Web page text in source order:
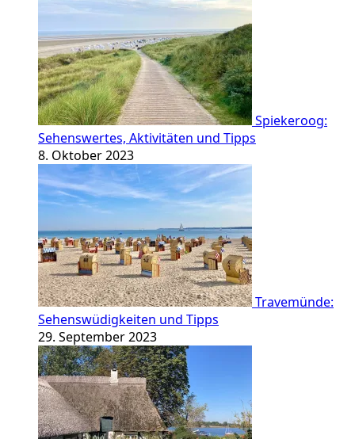
Spiekeroog:
Sehenswertes, Aktivitäten und Tipps
8. Oktober 2023
Travemünde:
Sehenswüdigkeiten und Tipps
29. September 2023